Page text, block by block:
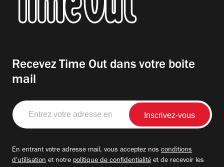
Recevez Time Out dans votre boite
mail
Entrez
votre
adresse
En entrant votre adresse mail, vous acceptez nos conditions
d'utilisation et notre politique de confidentialité et de recevoir les